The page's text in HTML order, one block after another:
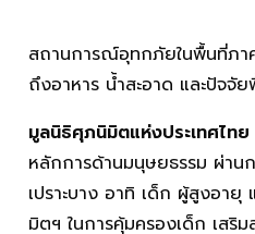
สถานการณ์อุทกภัยในพื้นที่ภา
ถึงอาหาร น้ำสะอาด และปัจจั
มูลนิธิศุภนิมิตแห่งประเทศไทย
หลักการด้านมนุษยธรรม ผ่าน
เปราะบาง อาทิ เด็ก ผู้สูงอา
มิตฯ ในการคุ้มครองเด็ก เสริ